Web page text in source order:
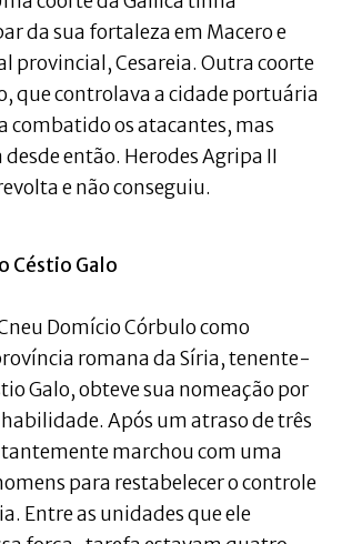
da sua fortaleza em Macero e
provincial, Cesareia. Outra coorte
que controlava a cidade portuária
combatido os atacantes, mas
então. Herodes Agripa II
e não conseguiu.
Céstio Galo
Domício Córbulo como
romana da Síria, tenente-
Galo, obteve sua nomeação por
Após um atraso de três
marchou com uma
para restabelecer o controle
Entre as unidades que ele